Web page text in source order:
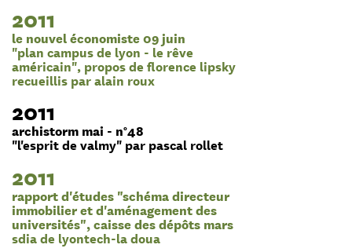
2011
le nouvel économiste 09 juin
"plan campus de lyon - le rêve
américain", propos de florence lipsky
recueillis par alain roux
2011
archistorm mai - n°48
"l'esprit de valmy" par pascal rollet
2011
rapport d'études "schéma directeur
immobilier et d'aménagement des
universités", caisse des dépôts mars
sdia de lyontech-la doua